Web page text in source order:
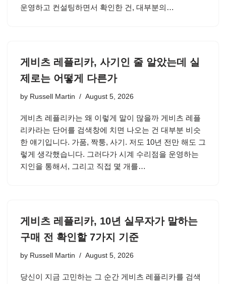
운영하고 컨설팅하면서 확인한 건, 대부분의…
게비츠 레플리카, 사기인 줄 알았는데 실
제로는 어떻게 다른가
by Russell Martin August 5, 2026
게비츠 레플리카는 왜 이렇게 말이 많을까 게비츠 레플
리카라는 단어를 검색창에 치면 나오는 건 대부분 비슷
한 얘기입니다. 가품, 짝퉁, 사기. 저도 10년 전만 해도 그
렇게 생각했습니다. 그러다가 시계 수리점을 운영하는
지인을 통해서, 그리고 직접 몇 개를…
게비츠 레플리카, 10년 실무자가 말하는
구매 전 확인할 7가지 기준
by Russell Martin August 5, 2026
당신이 지금 고민하는 그 순간 게비츠 레플리카를 검색